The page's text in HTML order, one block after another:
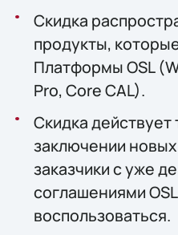
Скидка
продукты,
Платформы OSL
Pro, Core CAL).
Скидка действует
заключении
заказчики с уже
соглашениями
воспользоваться.